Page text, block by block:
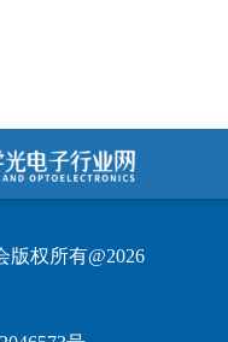
版权所有@2026